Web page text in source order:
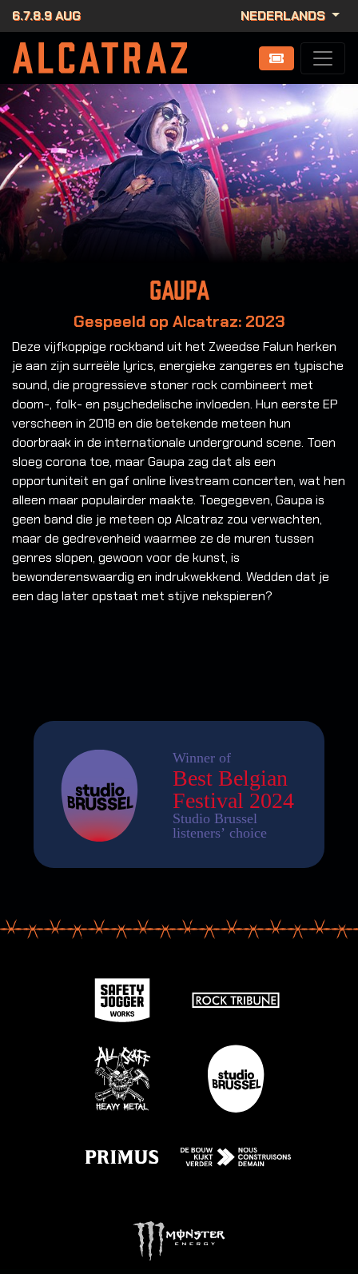
6.7.8.9 AUG NEDERLANDS
Gaupa
Gespeeld op Alcatraz: 2023
Deze vijfkoppige rockband uit het Zweedse Falun herken
je aan zijn surreële lyrics, energieke zangeres en typische
sound, die progressieve stoner rock combineert met
doom-, folk- en psychedelische invloeden. Hun eerste EP
verscheen in 2018 en die betekende meteen hun
doorbraak in de internationale underground scene. Toen
sloeg corona toe, maar Gaupa zag dat als een
opportuniteit en gaf online livestream concerten, wat hen
alleen maar populairder maakte. Toegegeven, Gaupa is
geen band die je meteen op Alcatraz zou verwachten,
maar de gedrevenheid waarmee ze de muren tussen
genres slopen, gewoon voor de kunst, is
bewonderenswaardig en indrukwekkend. Wedden dat je
een dag later opstaat met stijve nekspieren?